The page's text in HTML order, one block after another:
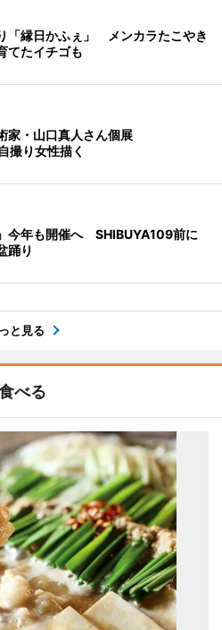
「縁日かふぇ」 メンカラたこやき
てたイチゴも
家・山口真人さん個展
撮り女性描く
今年も開催へ SHIBUYA109前に
踊り
と見る
べる